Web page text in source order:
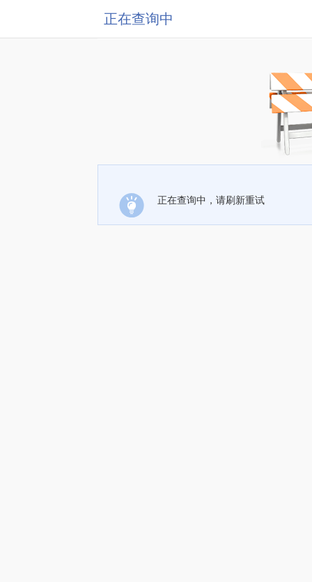
正在查询中
正在查询中，请刷新重试